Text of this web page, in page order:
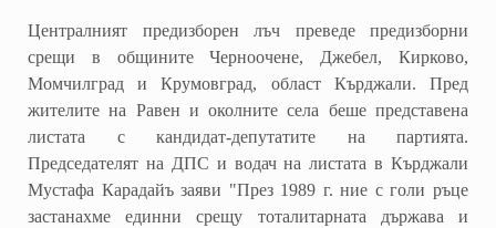
Централният предизборен лъч преведе предизборни
срещи в общините Черноочене, Джебел, Кирково,
Момчилград и Крумовград, област Кърджали. Пред
жителите на Равен и околните села беше представена
листата с кандидат-депутатите на партията.
Председателят на ДПС и водач на листата в Кърджали
Мустафа Карадайъ заяви "През 1989 г. ние с голи ръце
застанахме единни срещу тоталитарната държава и